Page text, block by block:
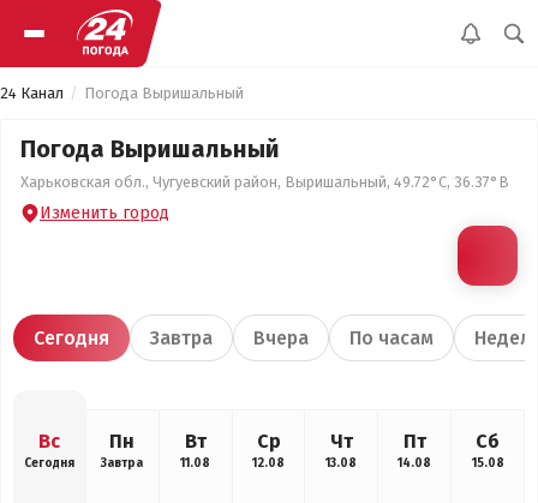
24 Канал Погода Выришальный
Погода Выришальный
Харьковская обл., Чугуевский район, Выришальный, 49.72°С, 36.37°В
Изменить город
Сегодня Завтра Вчера По часам
Вс
Сегодня
Пн
Завтра
Вт
11.08
Ср
12.08
Чт
13.08
Пт
14.08
Сб
15.08